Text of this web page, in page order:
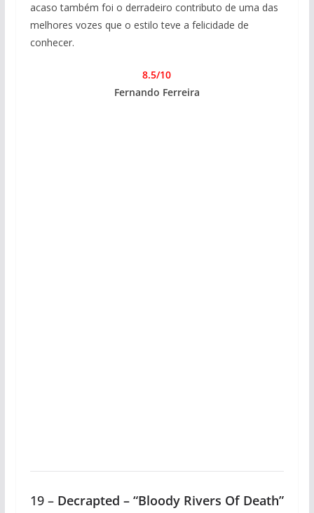
acaso também foi o derradeiro contributo de uma das
melhores vozes que o estilo teve a felicidade de
conhecer.
8.5/10
Fernando Ferreira
19 – Decrapted – “Bloody Rivers Of Death”